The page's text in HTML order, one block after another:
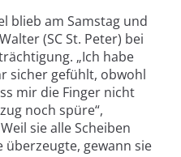
blieb am Samstag und
(SC St. Peter) bei
„Ich habe
sicher gefühlt, obwohl
mir die Finger nicht
noch spüre“,
sie alle Scheiben
gewann sie